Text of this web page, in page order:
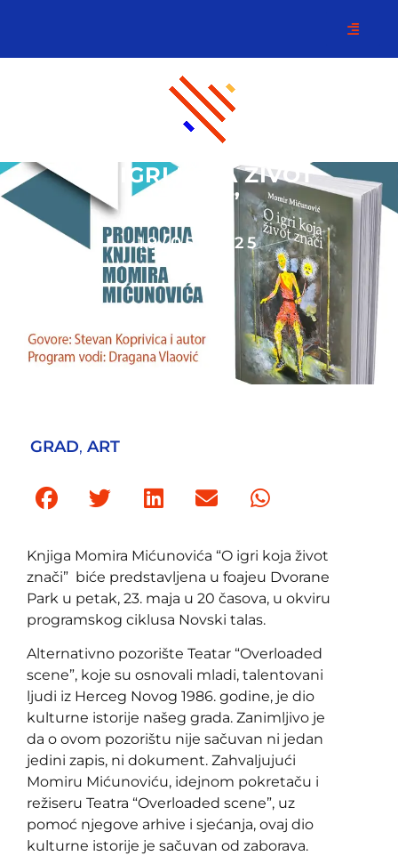
“O IGRI KOJA ŽIVOT
ZNAČI”
19/05/2025
GRAD, ART
Knjiga Momira Mićunovića “O igri koja život
znači” biće predstavljena u foajeu Dvorane
Park u petak, 23. maja u 20 časova, u okviru
programskog ciklusa Novski talas.
Alternativno pozorište Teatar “Overloaded
scene”, koje su osnovali mladi, talentovani
ljudi iz Herceg Novog 1986. godine, je dio
kulturne istorije našeg grada. Zanimljivo je
da o ovom pozorištu nije sačuvan ni jedan
jedini zapis, ni dokument. Zahvaljujući
Momiru Mićunoviću, idejnom pokretaču i
režiseru Teatra “Overloaded scene”, uz
pomoć njegove arhive i sjećanja, ovaj dio
kulturne istorije je sačuvan od zaborava.